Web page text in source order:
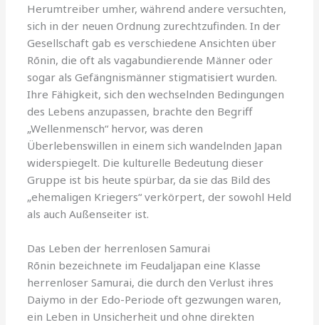
Herumtreiber umher, während andere versuchten,
sich in der neuen Ordnung zurechtzufinden. In der
Gesellschaft gab es verschiedene Ansichten über
Rōnin, die oft als vagabundierende Männer oder
sogar als Gefängnismänner stigmatisiert wurden.
Ihre Fähigkeit, sich den wechselnden Bedingungen
des Lebens anzupassen, brachte den Begriff
„Wellenmensch“ hervor, was deren
Überlebenswillen in einem sich wandelnden Japan
widerspiegelt. Die kulturelle Bedeutung dieser
Gruppe ist bis heute spürbar, da sie das Bild des
„ehemaligen Kriegers“ verkörpert, der sowohl Held
als auch Außenseiter ist.
Das Leben der herrenlosen Samurai
Rōnin bezeichnete im Feudaljapan eine Klasse
herrenloser Samurai, die durch den Verlust ihres
Daiymo in der Edo-Periode oft gezwungen waren,
ein Leben in Unsicherheit und ohne direkten